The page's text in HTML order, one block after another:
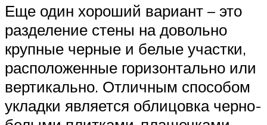
Еще один хороший вариант – это
разделение стены на довольно
крупные черные и белые участки,
расположенные горизонтально или
вертикально. Отличным способом
укладки является облицовка черно-